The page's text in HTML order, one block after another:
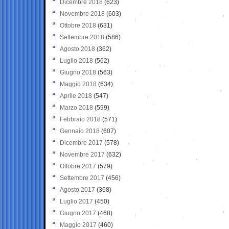
Dicembre 2018 (623)
Novembre 2018 (603)
Ottobre 2018 (631)
Settembre 2018 (586)
Agosto 2018 (362)
Luglio 2018 (562)
Giugno 2018 (563)
Maggio 2018 (634)
Aprile 2018 (547)
Marzo 2018 (599)
Febbraio 2018 (571)
Gennaio 2018 (607)
Dicembre 2017 (578)
Novembre 2017 (632)
Ottobre 2017 (579)
Settembre 2017 (456)
Agosto 2017 (368)
Luglio 2017 (450)
Giugno 2017 (468)
Maggio 2017 (460)